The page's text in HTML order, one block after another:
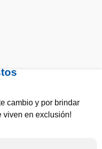
cambio y por brindar
viven en exclusión!